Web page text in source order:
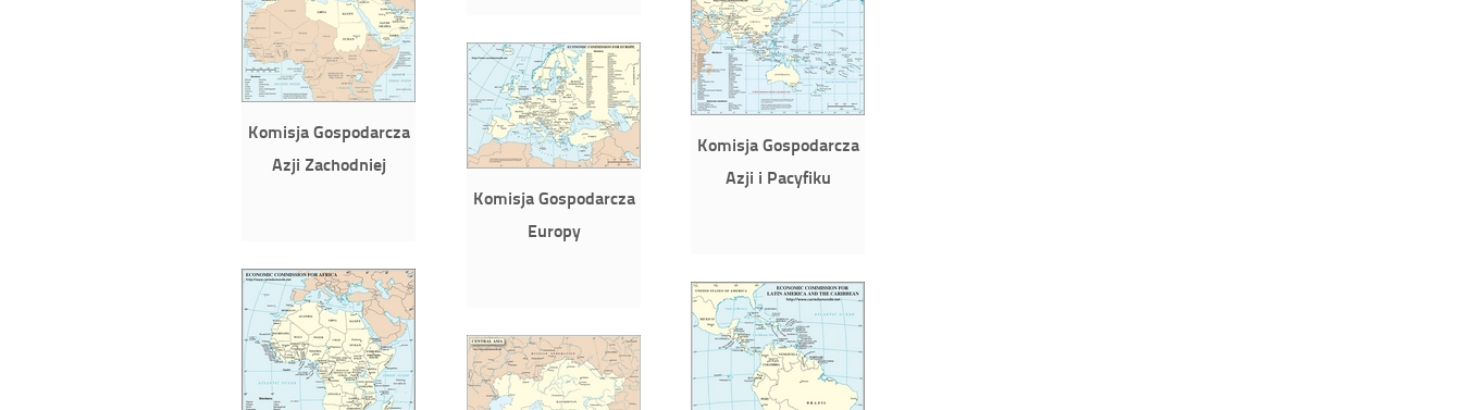
Komisja Gospodarcza
Azji Zachodniej
Komisja Gospodarcza
Azji i Pacyfiku
Komisja Gospodarcza
Europy